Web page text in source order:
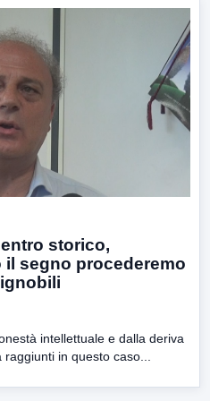
storico,
segno procederemo
intellettuale e dalla deriva
in questo caso...